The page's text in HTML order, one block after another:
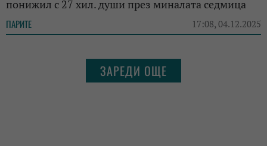
понижил с 27 хил. души през миналата седмица
ПАРИТЕ 17:08, 04.12.2025
ЗАРЕДИ ОЩЕ